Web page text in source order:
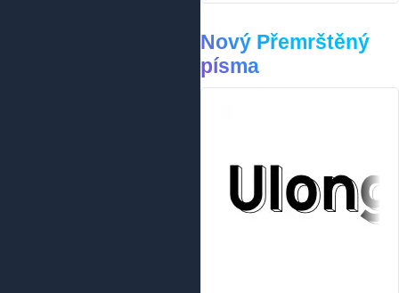
Nový Přemrštěný
písma